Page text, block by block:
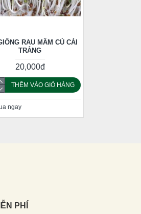
RAU MẦM CỦ CẢI
TRẮNG
20,000đ
THÊM VÀO GIỎ HÀNG
ngay
PHÍ